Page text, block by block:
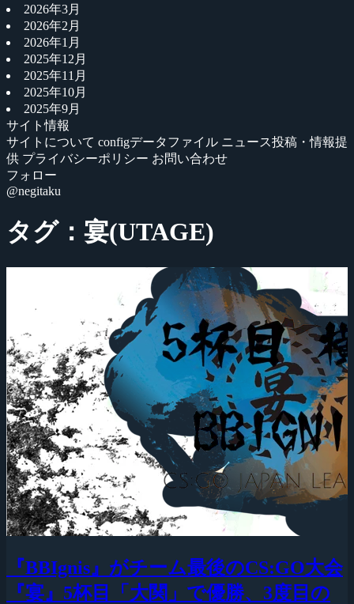
2026年3月
2026年2月
2026年1月
2025年12月
2025年11月
2025年10月
2025年9月
サイト情報
サイトについて configデータファイル ニュース投稿・情報提
供 プライバシーポリシー お問い合わせ
フォロー
@negitaku
タグ：宴(UTAGE)
『BBIgnis』がチーム最後のCS:GO大会
『宴』5杯目「大関」で優勝、3度目の